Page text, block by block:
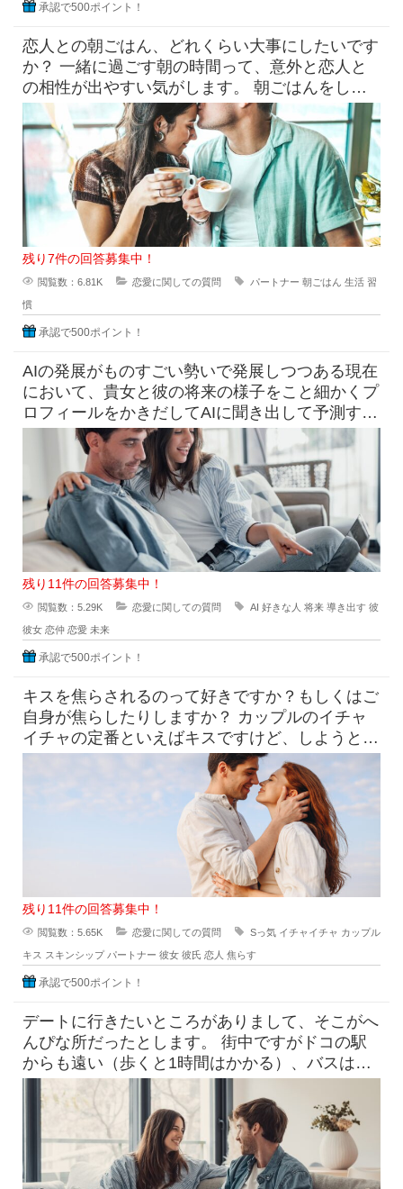
承認で500ポイント！
恋人との朝ごはん、どれくらい大事にしたいです
か？ 一緒に過ごす朝の時間って、意外と恋人と
の相性が出やすい気がします。 朝ごはんをしっ
かり食べたい派と、ギリギ
残り7件の回答募集中！
閲覧数：6.81K 恋愛に関しての質問 パートナー 朝ごはん 生活 習
慣
承認で500ポイント！
AIの発展がものすごい勢いで発展しつつある現在
において、貴女と彼の将来の様子をこと細かくプ
ロフィールをかきだしてAIに聞き出して予測すら
できる時代になっています
残り11件の回答募集中！
閲覧数：5.29K 恋愛に関しての質問 AI 好きな人 将来 導き出す 彼
彼女 恋仲 恋愛 未来
承認で500ポイント！
キスを焦らされるのって好きですか？もしくはご
自身が焦らしたりしますか？ カップルのイチャ
イチャの定番といえばキスですけど、しようとし
てるのにだめって言われ
残り11件の回答募集中！
閲覧数：5.65K 恋愛に関しての質問 Sっ気 イチャイチャ カップル
キス スキンシップ パートナー 彼女 彼氏 恋人 焦らす
承認で500ポイント！
デートに行きたいところがありまして、そこがへ
んぴな所だったとします。 街中ですがドコの駅
からも遠い（歩くと1時間はかかる）、バスは出
てるけど本数少なめ。 目